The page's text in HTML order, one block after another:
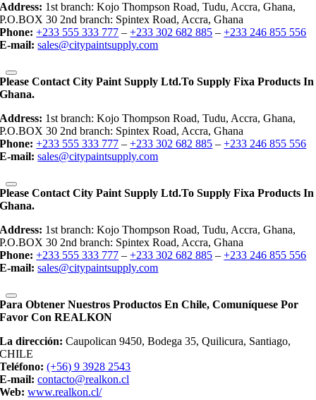
Address: 1st branch: Kojo Thompson Road, Tudu, Accra, Ghana,
P.O.BOX 30 2nd branch: Spintex Road, Accra, Ghana
Phone: +233 555 333 777 –+233 302 682 885 –+233 246 855 556
E-mail: sales@citypaintsupply.com
Please Contact City Paint Supply Ltd.to Supply Fixa Products In
Ghana.
Address: 1st branch: Kojo Thompson Road, Tudu, Accra, Ghana,
P.O.BOX 30 2nd branch: Spintex Road, Accra, Ghana
Phone: +233 555 333 777 –+233 302 682 885 –+233 246 855 556
E-mail: sales@citypaintsupply.com
Please Contact City Paint Supply Ltd.to Supply Fixa Products In
Ghana.
Address: 1st branch: Kojo Thompson Road, Tudu, Accra, Ghana,
P.O.BOX 30 2nd branch: Spintex Road, Accra, Ghana
Phone: +233 555 333 777 –+233 302 682 885 –+233 246 855 556
E-mail: sales@citypaintsupply.com
Para Obtener Nuestros Productos En Chile, Comuníquese Por
Favor Con REALKON
La dirección: Caupolican 9450, Bodega 35, Quilicura, Santiago,
CHILE
Teléfono: (+56) 9 3928 2543
E-mail: contacto@realkon.cl
Web: www.realkon.cl/